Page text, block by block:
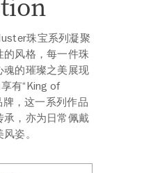
珠宝系列凝聚
风格，每一件珠
的璀璨之美展现
有“King of
，这一系列作品
承，亦为日常佩戴
姿。